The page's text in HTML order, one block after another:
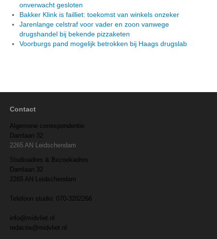
onverwacht gesloten
Bakker Klink is failliet: toekomst van winkels onzeker
Jarenlange celstraf voor vader en zoon vanwege
drugshandel bij bekende pizzaketen
Voorburgs pand mogelijk betrokken bij Haags drugslab
Contact
Algemene correspondentie
Damlaan 32
2265 AN Leidschendam
Studioadres & Bezoekadres
Damlaan 32
2265 AN Leidschendam
Telefoon studio: 070-3202266
info@midvliet.nl
redactie@midvliet.nl